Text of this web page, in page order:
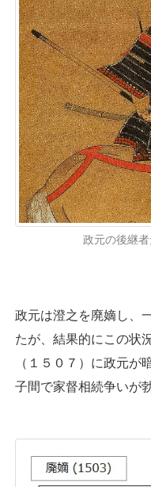
政元の後継者
政元は澄之を廃嫡し、
たが、結果的にこの状
（１５０７）に政元が
子間で家督相続争いが